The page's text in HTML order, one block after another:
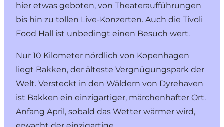
hier etwas geboten, von Theateraufführungen
bis hin zu tollen Live-Konzerten. Auch die Tivoli
Food Hall ist unbedingt einen Besuch wert.
Nur 10 Kilometer nördlich von Kopenhagen
liegt Bakken, der älteste Vergnügungspark der
Welt. Versteckt in den Wäldern von Dyrehaven
ist Bakken ein einzigartiger, märchenhafter Ort.
Anfang April, sobald das Wetter wärmer wird,